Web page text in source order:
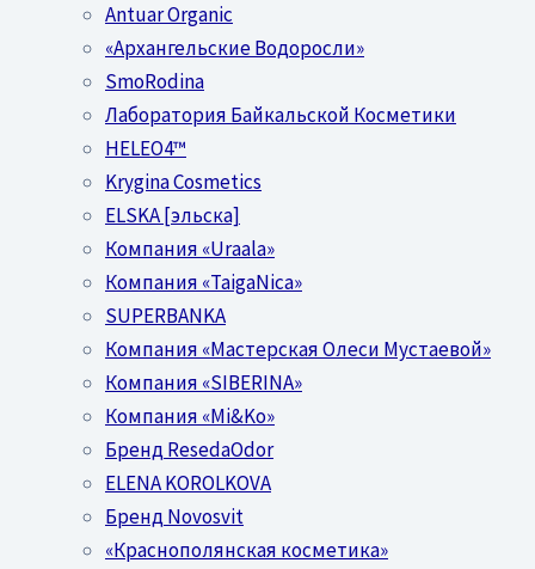
Antuar Organic
«Архангельские Водоросли»
SmoRodina
Лаборатория Байкальской Косметики
HELEO4™
Krygina Cosmetics
ELSKA [эльска]
Компания «Uraala»
Компания «TaigaNica»
SUPERBANKA
Компания «Мастерская Олеси Мустаевой»
Компания «SIBERINA»
Компания «Mi&Ko»
Бренд ResedaOdor
ELENA KOROLKOVA
Бренд Novosvit
«Краснополянская косметика»